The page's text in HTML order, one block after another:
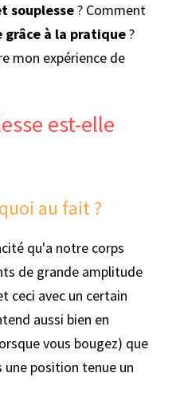
souplesse? Comment
grâce à la pratique?
mon expérience de
est-elle
au fait ?
qu'a notre corps
de grande amplitude
ceci avec un certain
aussi bien en
vous bougez) que
position tenue un